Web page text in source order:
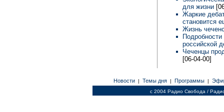
для жизни
Жаркие
становится
Жизнь
российской
Чеченцы
[06-04-00]
Новости | Темы дня | Программы |
c 2004 Радио Свобода /